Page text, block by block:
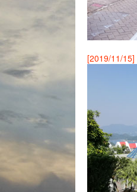
[2019/11/15]